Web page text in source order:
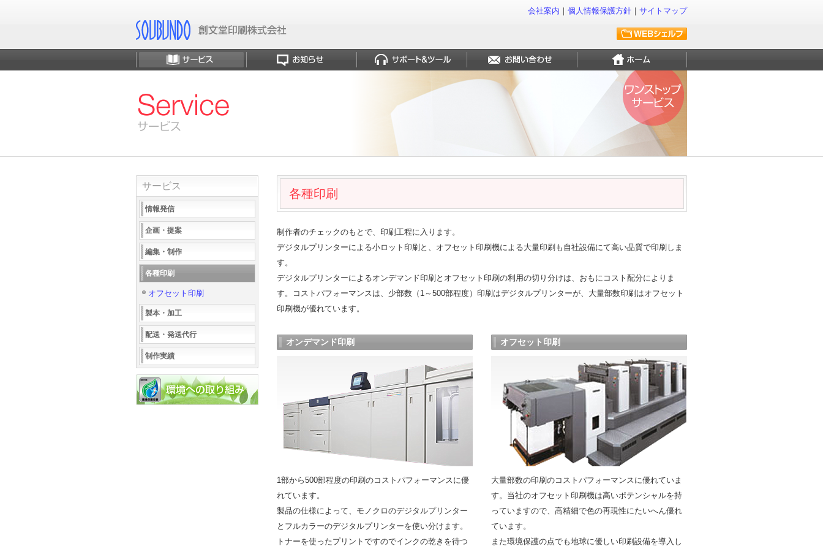
会社案内 ｜ 個人情報保護方針 ｜ サイトマップ
サービス
情報発信
企画・提案
編集・制作
各種印刷
オフセット印刷
製本・加工
配送・発送代行
制作実績
各種印刷
制作者のチェックのもとで、印刷工程に入ります。
デジタルプリンターによる小ロット印刷と、オフセット印刷機による大量印刷も自社設備にて高い品質で印刷しま
す。
デジタルプリンターによるオンデマンド印刷とオフセット印刷の利用の切り分けは、おもにコスト配分によりま
す。コストパフォーマンスは、少部数（1～500部程度）印刷はデジタルプリンターが、大量部数印刷はオフセット
印刷機が優れています。
オンデマンド印刷
1部から500部程度の印刷のコストパフォーマンスに優
れています。
製品の仕様によって、モノクロのデジタルプリンター
とフルカラーのデジタルプリンターを使い分けます。
トナーを使ったプリントですのでインクの乾きを待つ
オフセット印刷
大量部数の印刷のコストパフォーマンスに優れていま
す。当社のオフセット印刷機は高いポテンシャルを持
っていますので、高精細で色の再現性にたいへん優れ
ています。
また環境保護の点でも地球に優しい印刷設備を導入し